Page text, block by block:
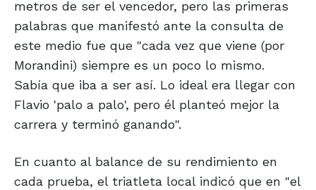
metros de ser el vencedor, pero las primeras
palabras que manifestó ante la consulta de
este medio fue que "cada vez que viene (por
Morandini) siempre es un poco lo mismo.
Sabía que iba a ser así. Lo ideal era llegar con
Flavio 'palo a palo', pero él planteó mejor la
carrera y terminó ganando".
En cuanto al balance de su rendimiento en
cada prueba, el triatleta local indicó que en "el